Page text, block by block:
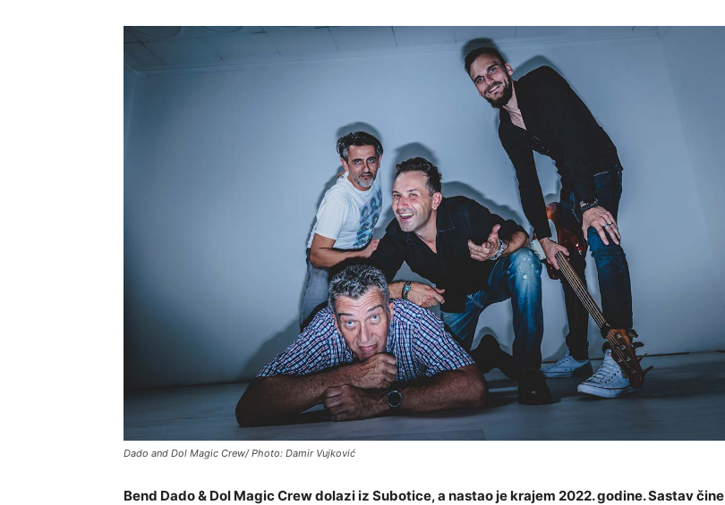
Dado and Dol Magic Crew/ Photo: Damir Vujković
Bend Dado & Dol Magic Crew dolazi iz Subotice, a nastao je krajem 2022. godine. Sastav čine